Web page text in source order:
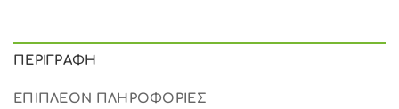
ΠΕΡΙΓΡΑΦΉ
ΕΠΙΠΛΈΟΝ ΠΛΗΡΟΦΟΡΊΕΣ